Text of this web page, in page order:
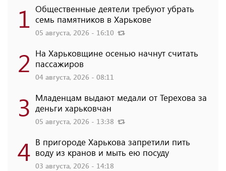
1 Общественные деятели требуют убрать
семь памятников в Харькове
05 августа, 2026 - 16:10
2 На Харьковщине осенью начнут считать
пассажиров
04 августа, 2026 - 08:11
3 Младенцам выдают медали от Терехова за
деньги харьковчан
05 августа, 2026 - 13:38
4 В пригороде Харькова запретили пить
воду из кранов и мыть ею посуду
03 августа, 2026 - 14:18